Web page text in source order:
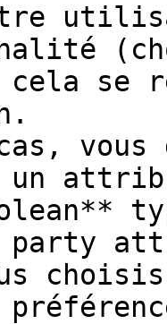
cela
un
party